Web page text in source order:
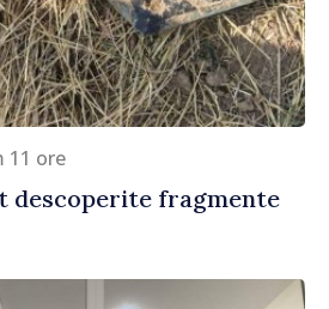
11 ore
descoperite fragmente